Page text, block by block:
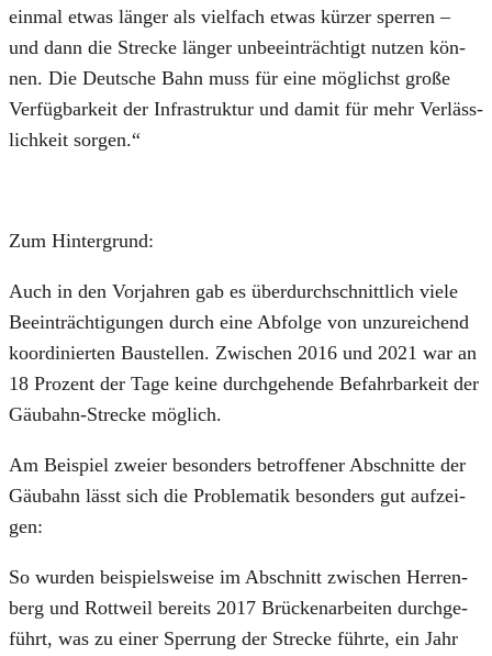
ein­mal etwas län­ger als viel­fach etwas kür­zer sper­ren –
und dann die Stre­cke län­ger unbe­ein­träch­tigt nut­zen kön­
nen. Die Deut­sche Bahn muss für eine mög­lichst gro­ße
Ver­füg­bar­keit der Infra­struk­tur und damit für mehr Ver­läss­
lich­keit sor­gen.“
Zum Hin­ter­grund:
Auch in den Vor­jah­ren gab es über­durch­schnitt­lich vie­le
Beein­träch­ti­gun­gen durch eine Abfol­ge von unzu­rei­chend
koor­di­nier­ten Bau­stel­len. Zwi­schen 2016 und 2021 war an
18 Pro­zent der Tage kei­ne durch­ge­hen­de Befahr­bar­keit der
Gäu­bahn-Stre­cke mög­lich.
Am Bei­spiel zwei­er beson­ders betrof­fe­ner Abschnit­te der
Gäu­bahn lässt sich die Pro­ble­ma­tik beson­ders gut auf­zei­
gen:
So wur­den bei­spiels­wei­se im Abschnitt zwi­schen Her­ren­
berg und Rott­weil bereits 2017 Brü­cken­ar­bei­ten durch­ge­
führt, was zu einer Sper­rung der Stre­cke führ­te, ein Jahr